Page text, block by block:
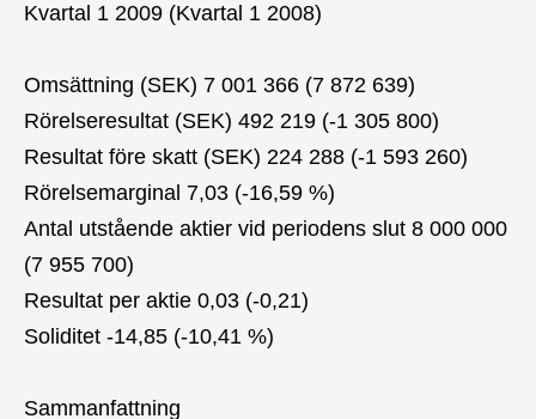
Kvartal 1 2009 (Kvartal 1 2008)
Omsättning (SEK) 7 001 366 (7 872 639)
Rörelseresultat (SEK) 492 219 (-1 305 800)
Resultat före skatt (SEK) 224 288 (-1 593 260)
Rörelsemarginal 7,03 (-16,59 %)
Antal utstående aktier vid periodens slut 8 000 000
(7 955 700)
Resultat per aktie 0,03 (-0,21)
Soliditet -14,85 (-10,41 %)
Sammanfattning